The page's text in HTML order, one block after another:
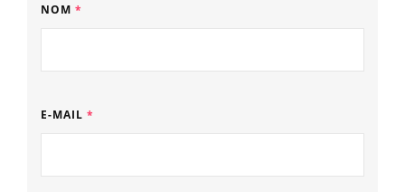
NOM *
E-MAIL *